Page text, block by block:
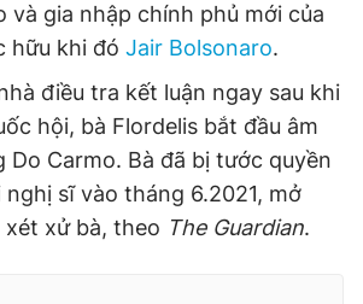
và gia nhập chính phủ mới của
hữu khi đó Jair Bolsonaro.
điều tra kết luận ngay sau khi
hội, bà Flordelis bắt đầu âm
Do Carmo. Bà đã bị tước quyền
sĩ vào tháng 6.2021, mở
xử bà, theo The Guardian.